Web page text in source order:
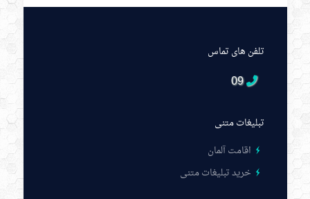
تلفن های تماس
09
تبلیغات متنی
اقامت آلمان
خرید تبلیغات متنی